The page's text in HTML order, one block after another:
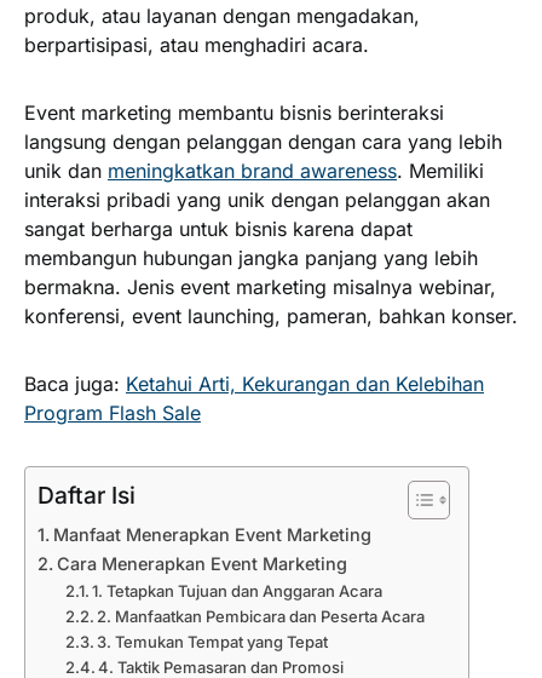
produk, atau layanan dengan mengadakan,
berpartisipasi, atau menghadiri acara.
Event marketing membantu bisnis berinteraksi
langsung dengan pelanggan dengan cara yang lebih
unik dan meningkatkan brand awareness. Memiliki
interaksi pribadi yang unik dengan pelanggan akan
sangat berharga untuk bisnis karena dapat
membangun hubungan jangka panjang yang lebih
bermakna. Jenis event marketing misalnya webinar,
konferensi, event launching, pameran, bahkan konser.
Baca juga: Ketahui Arti, Kekurangan dan Kelebihan
Program Flash Sale
Daftar Isi
Manfaat Menerapkan Event Marketing
Cara Menerapkan Event Marketing
1. Tetapkan Tujuan dan Anggaran Acara
2. Manfaatkan Pembicara dan Peserta Acara
3. Temukan Tempat yang Tepat
4. Taktik Pemasaran dan Promosi